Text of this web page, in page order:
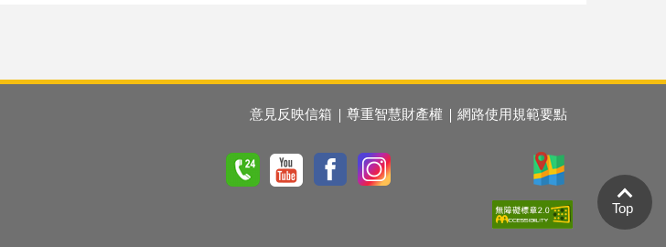
意見反映信箱 尊重智慧財產權 網路使用規範要點
Top